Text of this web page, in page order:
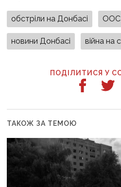
обстріли на Донбасі ООС
новини Донбасі війна на
ПОДІЛИТИСЯ У
ТАКОЖ ЗА ТЕМОЮ